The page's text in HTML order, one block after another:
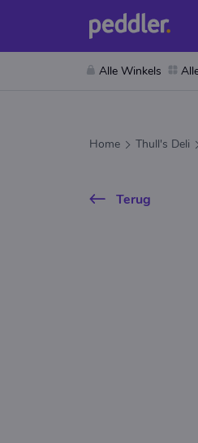
Alle Winkels
Home Thull's Deli
Terug